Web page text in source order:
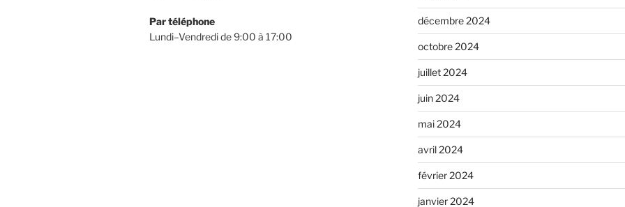
Par téléphone
Lundi–Vendredi de 9:00 à 17:00
décembre 2024
octobre 2024
juillet 2024
juin 2024
mai 2024
avril 2024
février 2024
janvier 2024